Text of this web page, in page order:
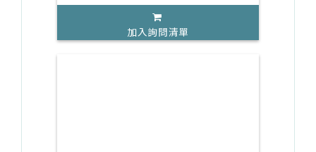
加入詢問清單